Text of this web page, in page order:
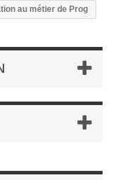
au métier de Prog